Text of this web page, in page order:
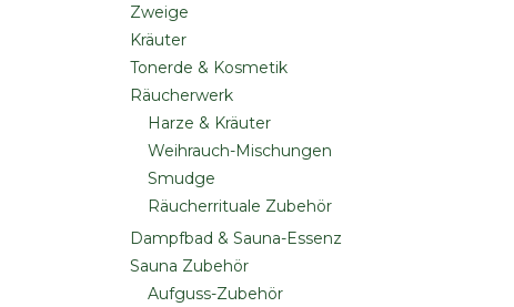
Zweige
Kräuter
Tonerde & Kosmetik
Räucherwerk
Harze & Kräuter
Weihrauch-Mischungen
Smudge
Räucherrituale Zubehör
Dampfbad & Sauna-Essenz
Sauna Zubehör
Aufguss-Zubehör